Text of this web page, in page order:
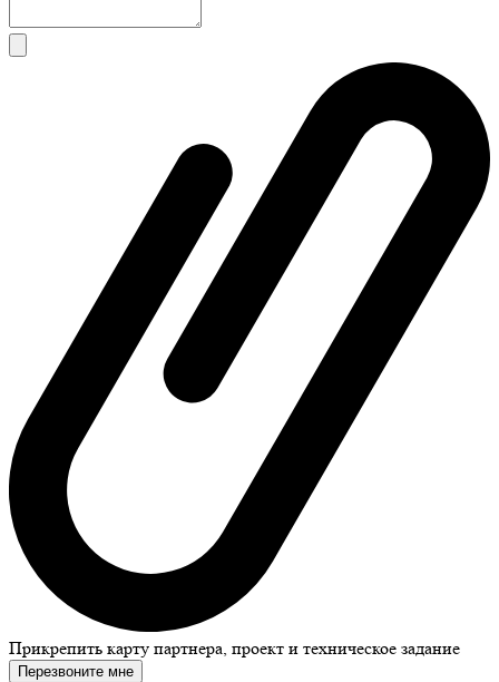
Прикрепить карту партнера, проект и техническое задание
Перезвоните мне